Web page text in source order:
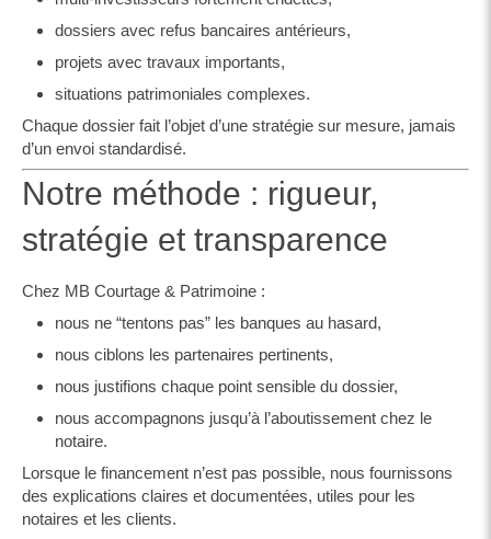
dossiers avec refus bancaires antérieurs,
projets avec travaux importants,
situations patrimoniales complexes.
Chaque dossier fait l’objet d’une stratégie sur mesure, jamais
d’un envoi standardisé.
Notre méthode : rigueur,
stratégie et transparence
Chez MB Courtage & Patrimoine :
nous ne “tentons pas” les banques au hasard,
nous ciblons les partenaires pertinents,
nous justifions chaque point sensible du dossier,
nous accompagnons jusqu’à l’aboutissement chez le
notaire.
Lorsque le financement n’est pas possible, nous fournissons
des explications claires et documentées, utiles pour les
notaires et les clients.